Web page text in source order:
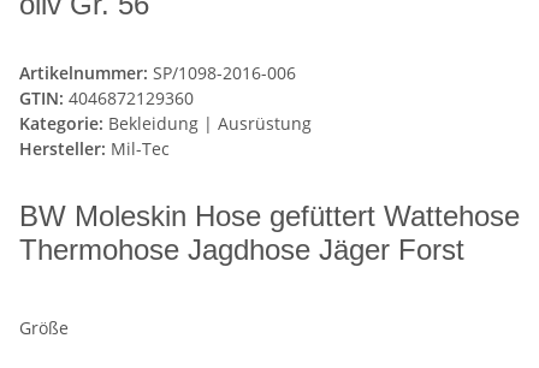
Artikelnummer: SP/1098-2016-006
GTIN: 4046872129360
Kategorie: Bekleidung | Ausrüstung
Hersteller: Mil-Tec
BW Moleskin Hose gefüttert Wattehose
Thermohose Jagdhose Jäger Forst
Größe